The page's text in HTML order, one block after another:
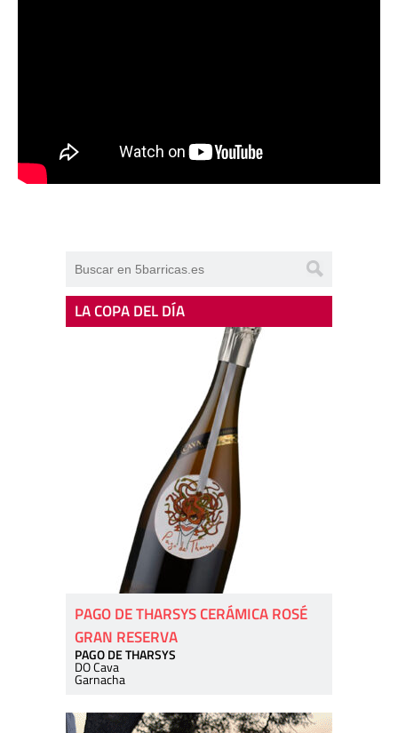
LA COPA DEL DÍA
PAGO DE THARSYS CERÁMICA ROSÉ
GRAN RESERVA
PAGO DE THARSYS
DO Cava
Garnacha